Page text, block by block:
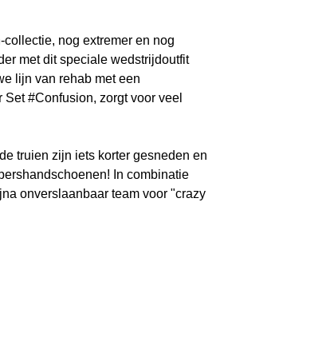
nog extremer en nog
met dit speciale wedstrijdoutfit
lijn van rehab met een
#Confusion, zorgt voor veel
truien zijn iets korter gesneden en
In combinatie
onverslaanbaar team voor "crazy